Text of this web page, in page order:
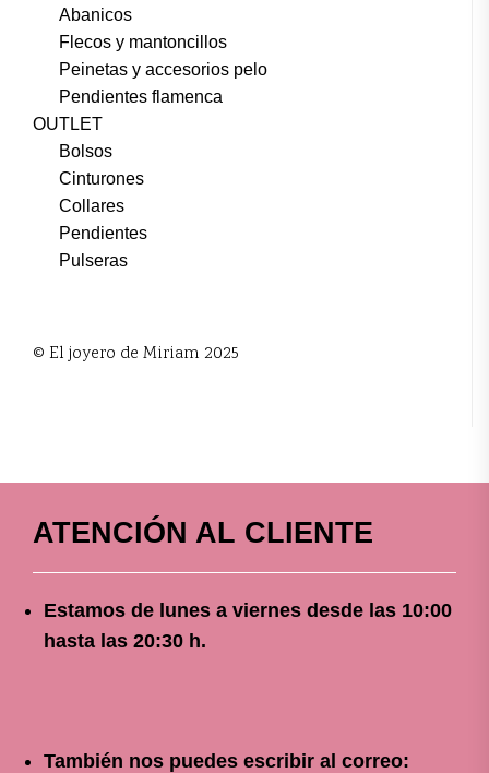
Abanicos
Flecos y mantoncillos
Peinetas y accesorios pelo
Pendientes flamenca
OUTLET
Bolsos
Cinturones
Collares
Pendientes
Pulseras
© El joyero de Miriam 2025
ATENCIÓN AL CLIENTE
Estamos de lunes a viernes desde las 10:00
hasta las 20:30 h.
También nos puedes escribir al correo: